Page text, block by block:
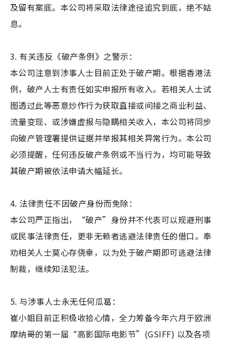
及留有案底。本公司将采取法律途径追究到底，绝不姑
息。
3. 有关违反《破产条例》之警示：
本公司注意到涉事人士目前正处于破产期。根据香港法
例，破产人士有责任如实申报所有收入。若相关人士试
图透过此等恶意炒作行为获取直接或间接之商业利益、
流量变现、或涉嫌虚报与隐瞒相关收入，本公司将同步
向破产管理署提供证据并举报其相关异常行为。本公司
必须提醒，任何违反破产条例或不当行为，均可能导致
其破产期被依法申请大幅延长。
4. 法律责任不因破产身份而免除：
本公司严正指出，“破产”身份并不代表可以规避刑事
或民事法律责任，更非无赖者逃避法律责任的借口。奉
劝相关人士莫心存侥幸，以为处于破产期即可逃避法律
制裁，继续知法犯法。
5. 与涉事人士永无任何瓜葛：
崔小姐目前正积极收拾心情，全力筹备今年六月于欧洲
摩纳哥的第一届“高影国际电影节”(GSIFF) 以及各项